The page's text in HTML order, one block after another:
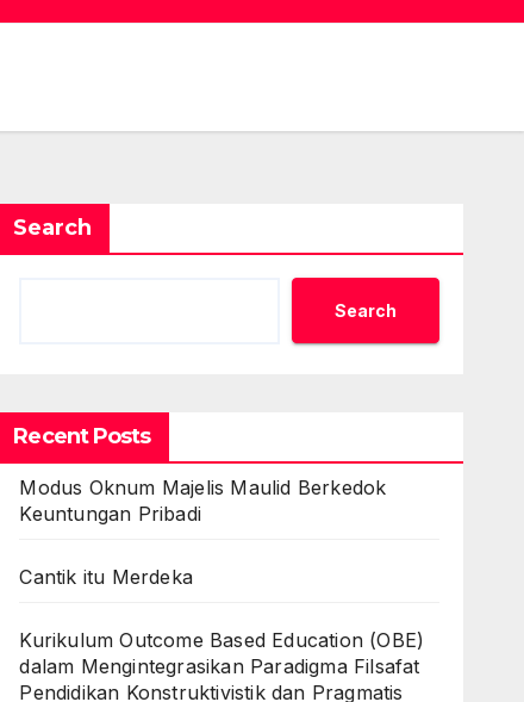
Search
Search
Recent Posts
Modus Oknum Majelis Maulid Berkedok
Keuntungan Pribadi
Cantik itu Merdeka
Kurikulum Outcome Based Education (OBE)
dalam Mengintegrasikan Paradigma Filsafat
Pendidikan Konstruktivistik dan Pragmatis